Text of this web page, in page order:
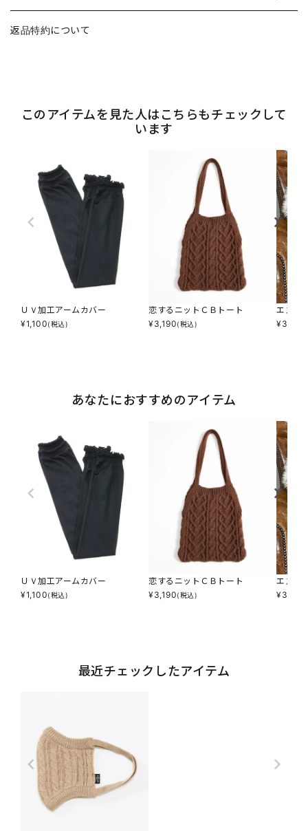
返品特約について
このアイテムを見た人はこちらもチェックして
います
ＵＶ加工アームカバー
¥1,100(税込)
恋するニットＣＢトート
¥3,190(税込)
エステ
¥3,795
あなたにおすすめのアイテム
ＵＶ加工アームカバー
¥1,100(税込)
恋するニットＣＢトート
¥3,190(税込)
エステ
¥3,795
最近チェックしたアイテム